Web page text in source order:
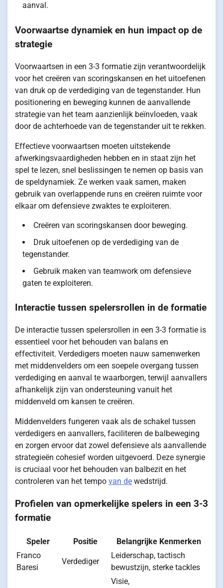
aanval.
Voorwaartse dynamiek en hun impact op de
strategie
Voorwaartsen in een 3-3 formatie zijn verantwoordelijk
voor het creëren van scoringskansen en het uitoefenen
van druk op de verdediging van de tegenstander. Hun
positionering en beweging kunnen de aanvallende
strategie van het team aanzienlijk beïnvloeden, vaak
door de achterhoede van de tegenstander uit te rekken.
Effectieve voorwaartsen moeten uitstekende
afwerkingsvaardigheden hebben en in staat zijn het
spel te lezen, snel beslissingen te nemen op basis van
de speldynamiek. Ze werken vaak samen, maken
gebruik van overlappende runs en creëren ruimte voor
elkaar om defensieve zwaktes te exploiteren.
Creëren van scoringskansen door beweging.
Druk uitoefenen op de verdediging van de
tegenstander.
Gebruik maken van teamwork om defensieve
gaten te exploiteren.
Interactie tussen spelersrollen in de formatie
De interactie tussen spelersrollen in een 3-3 formatie is
essentieel voor het behouden van balans en
effectiviteit. Verdedigers moeten nauw samenwerken
met middenvelders om een soepele overgang tussen
verdediging en aanval te waarborgen, terwijl aanvallers
afhankelijk zijn van ondersteuning vanuit het
middenveld om kansen te creëren.
Middenvelders fungeren vaak als de schakel tussen
verdedigers en aanvallers, faciliteren de balbeweging
en zorgen ervoor dat zowel defensieve als aanvallende
strategieën cohesief worden uitgevoerd. Deze synergie
is cruciaal voor het behouden van balbezit en het
controleren van het tempo van de wedstrijd.
Profielen van opmerkelijke spelers in een 3-3
formatie
Speler Positie
Belangrijke Kenmerken
Franco
Baresi
Verdediger
Leiderschap, tactisch
bewustzijn, sterke tackles
Visie,